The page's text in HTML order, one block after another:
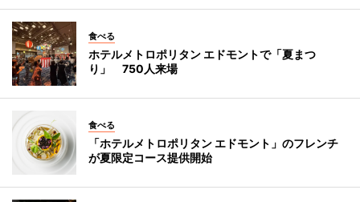
食べる
ホテルメトロポリタン エドモントで「夏まつ
り」 750人来場
食べる
「ホテルメトロポリタン エドモント」のフレンチ
が夏限定コース提供開始